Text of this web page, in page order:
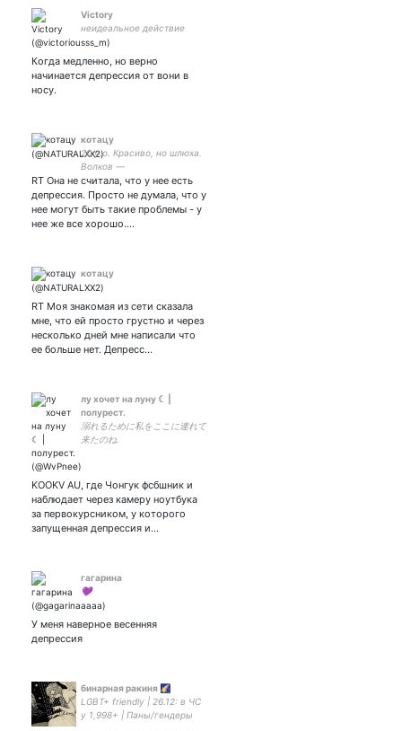
Victory
неидеальное действие
Когда медленно, но верно
начинается депрессия от вони в
носу.
котацу
20 y.o. Красиво, но шлюха.
Волков —
RT Она не считала, что у нее есть
депрессия. Просто не думала, что у
нее могут быть такие проблемы - у
нее же все хорошо.…
котацу
RT Моя знакомая из сети сказала
мне, что ей просто грустно и через
несколько дней мне написали что
ее больше нет. Депресс…
лу хочет на луну ☾︎ |
полурест.
溺れるために私をここに連れて
来たのね.
KOOKV AU, где Чонгук фсбшник и
наблюдает через камеру ноутбука
за первокурсником, у которого
запущенная депрессия и…
гагарина
💜
У меня наверное весенняя
депрессия
бинарная ракиня 🌠
LGBT+ friendly | 26.12: в ЧС
у 1,998+ | Паны/гендеры